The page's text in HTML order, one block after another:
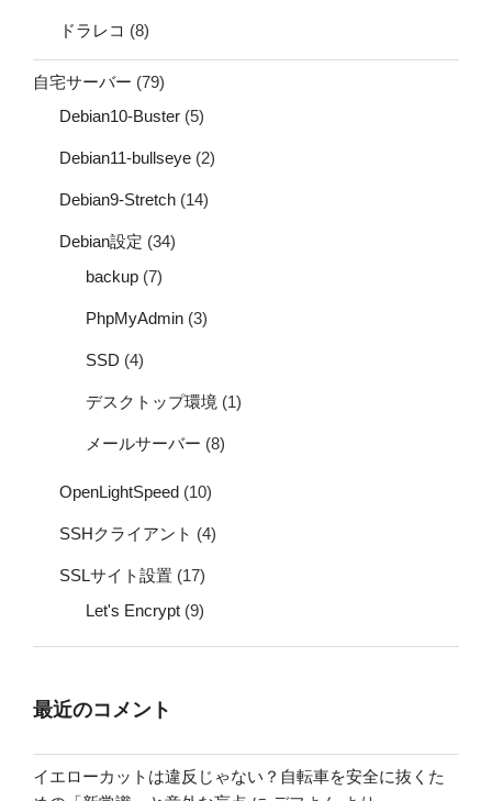
ドラレコ (8)
自宅サーバー (79)
Debian10-Buster (5)
Debian11-bullseye (2)
Debian9-Stretch (14)
Debian設定 (34)
backup (7)
PhpMyAdmin (3)
SSD (4)
デスクトップ環境 (1)
メールサーバー (8)
OpenLightSpeed (10)
SSHクライアント (4)
SSLサイト設置 (17)
Let's Encrypt (9)
最近のコメント
イエローカットは違反じゃない？自転車を安全に抜くた